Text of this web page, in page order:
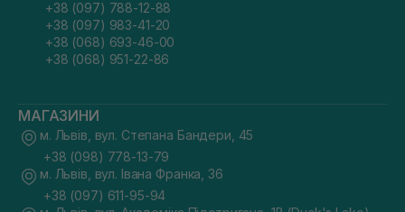
+38 (097) 788-12-88
+38 (097) 983-41-20
+38 (068) 693-46-00
+38 (068) 951-22-86
МАГАЗИНИ
м. Львів, вул. Степана Бандери, 45
+38 (098) 778-13-79
м. Львів, вул. Івана Франка, 36
+38 (097) 611-95-94